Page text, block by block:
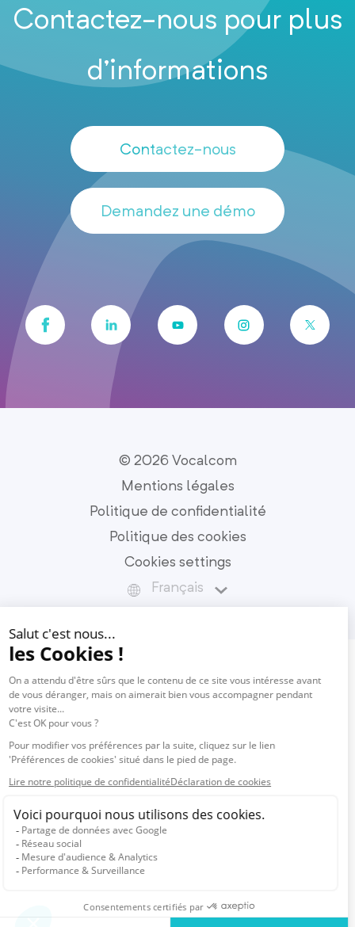
Contactez-nous pour plus
d’informations
Contactez-nous
Demandez une démo
© 2026 Vocalcom
Mentions légales
Politique de confidentialité
Politique des cookies
Cookies settings
Français